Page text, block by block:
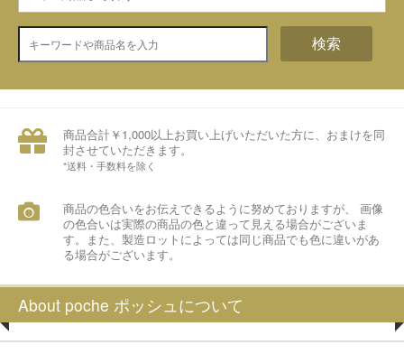
検索
商品合計￥1,000以上お買い上げいただいた方に、おまけを同
封させていただきます。
*送料・手数料を除く
商品の色合いをお伝えできるように努めておりますが、 画像
の色合いは実際の商品の色と違って見える場合がございま
す。また、製造ロットによっては同じ商品でも色に違いがあ
る場合がございます。
About poche ポッシュについて